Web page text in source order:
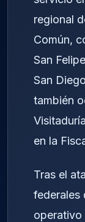
regional
Común,
San
San
también
en la
Tras el
federales
operativo